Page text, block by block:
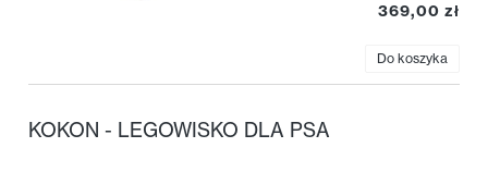
369,00 zł
Do koszyka
KOKON - LEGOWISKO DLA PSA